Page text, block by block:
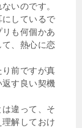
いのです。
にしているで
も何個かあ
て、熱心に恋
前ですが真
す良い契機
違って、そ
解しておけ